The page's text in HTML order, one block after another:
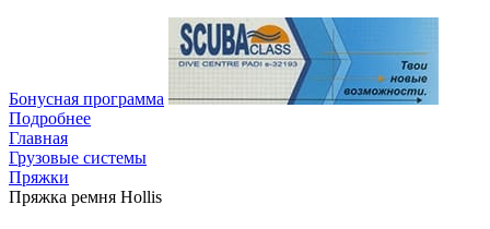
Бонусная программа
Подробнее
Главная
Грузовые системы
Пряжки
Пряжка ремня Hollis